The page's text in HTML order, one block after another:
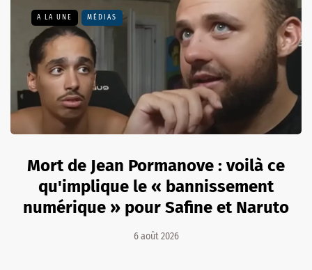
A LA UNE MÉDIAS
Mort de Jean Pormanove : voilà ce
qu'implique le « bannissement
numérique » pour Safine et Naruto
6 août 2026